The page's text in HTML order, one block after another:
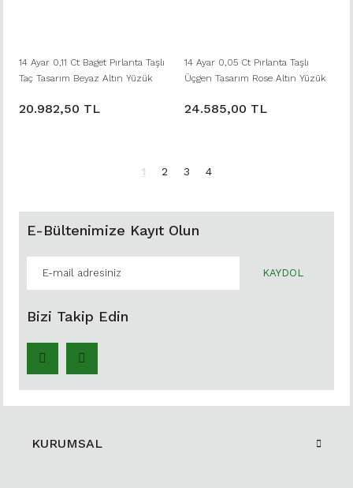
14 Ayar 0,11 Ct Baget Pırlanta Taşlı
Taç Tasarım Beyaz Altın Yüzük
20.982,50 TL
14 Ayar 0,05 Ct Pırlanta Taşlı
Üçgen Tasarım Rose Altın Yüzük
24.585,00 TL
1 2 3 4
E-Bültenimize Kayıt Olun
KAYDOL
Bizi Takip Edin
KURUMSAL